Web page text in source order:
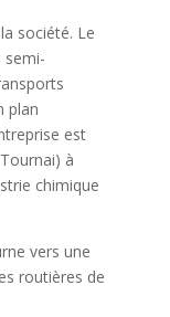
société. Le
semi-
plan
est
à
chimique
vers une
routières de